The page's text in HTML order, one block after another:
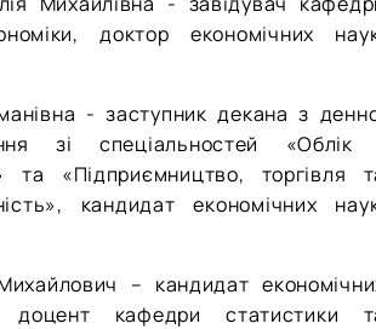
доктор економічних
- заступник декана з
зі спеціальностей «Облік
та «Підприємництво, торгівля
кандидат економічних
– кандидат
доцент кафедри статистики